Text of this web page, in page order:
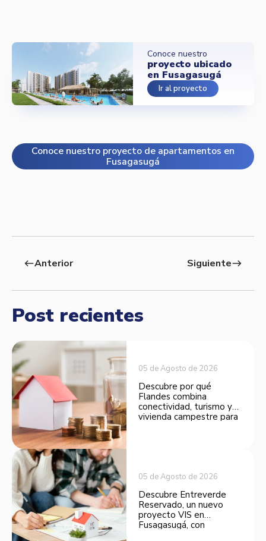
Conoce nuestro
proyecto ubicado
en Fusagasugá
Ir al proyecto
Conoce nuestro proyecto de apartamentos en
Fusagasugá
westAnterior Siguienteeast
Post recientes
05 de Agosto de 2026
Descubre por qué
Flandes combina
conectividad, turismo y
vivienda campestre para
05 de Agosto de 2026
Descubre Entreverde
Reservado, un nuevo
proyecto VIS en
Fusagasugá, con